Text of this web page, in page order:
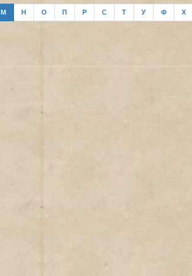
М Н О П Р С Т У Ф Х